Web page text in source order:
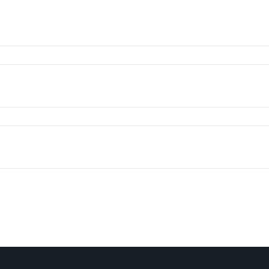
MS Mobile